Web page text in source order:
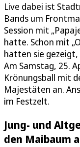
Live dabei ist
Bands um
Session mit
hatte. Schon mit
hatten sie gezeigt,
Am Samstag, 25.
Krönungsball mit
Majestäten an.
im Festzelt.
Jung- und
den Maibaum